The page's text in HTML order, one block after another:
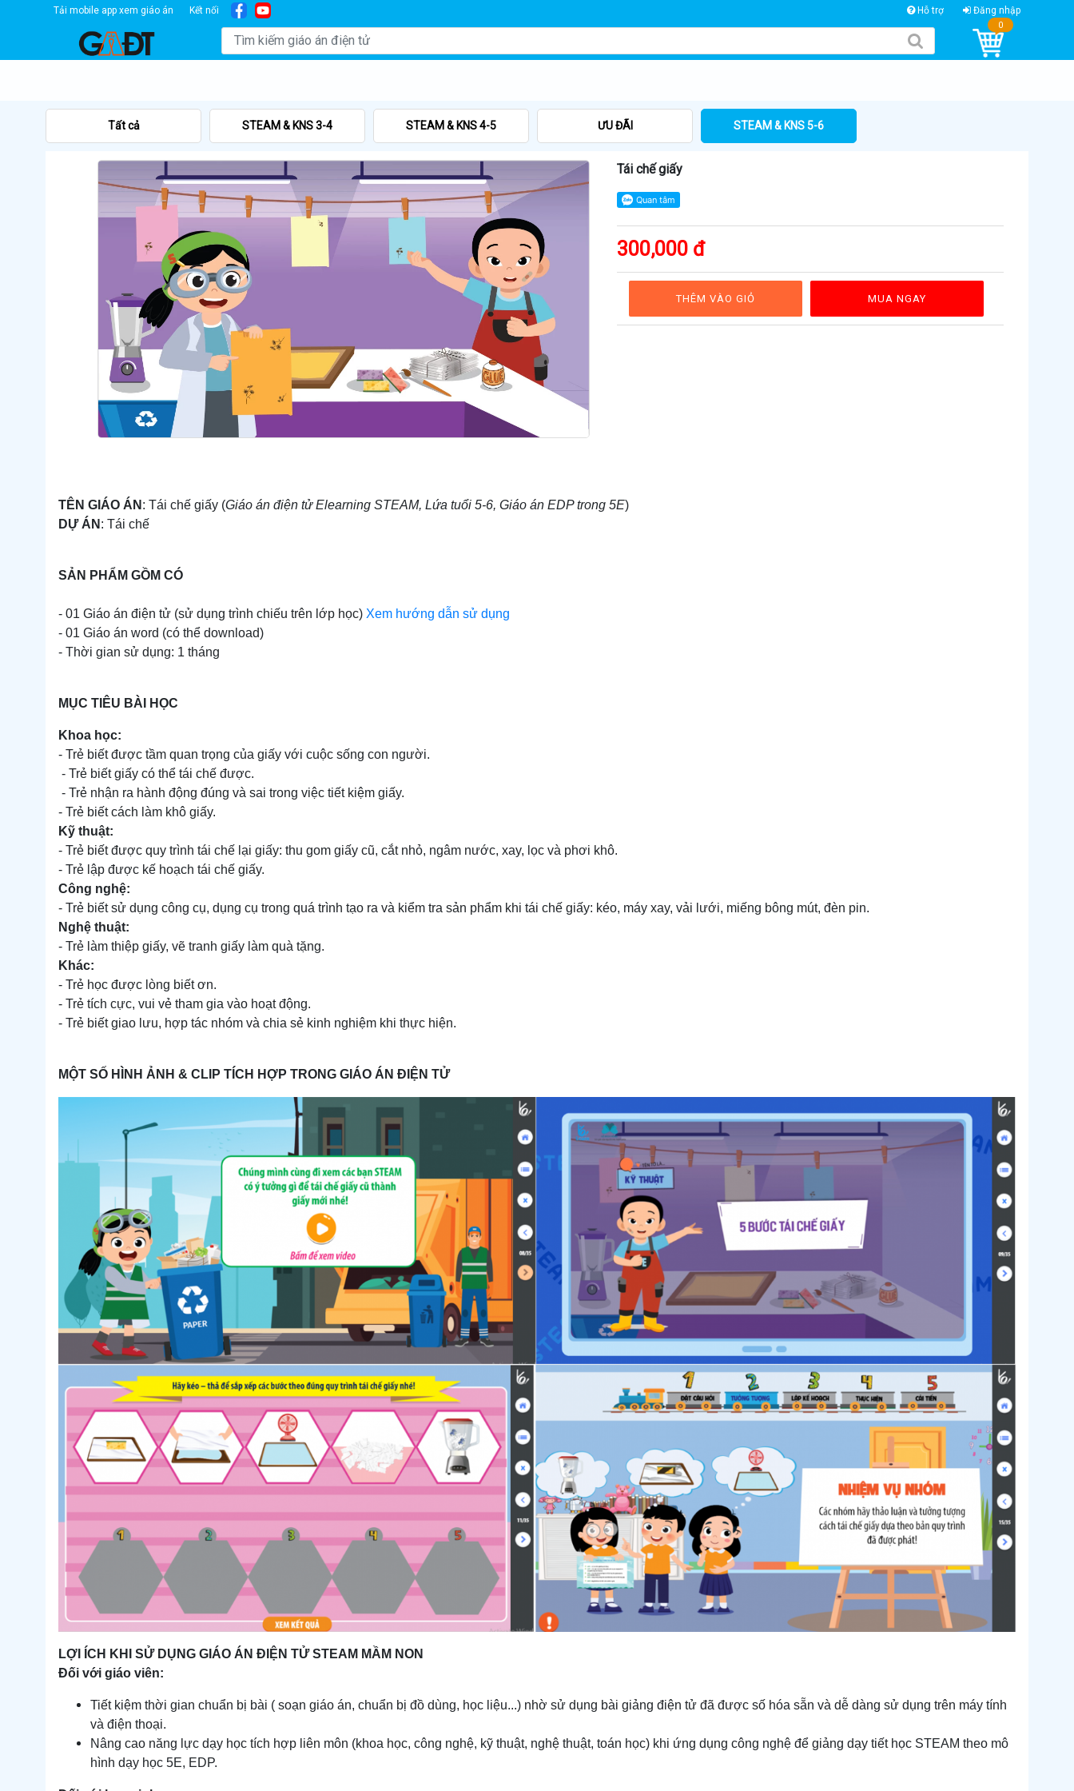
Tải mobile app xem giáo án Kết nối Hỗ trợ Đăng nhập
0
Tất cả STEAM & KNS 3-4 STEAM & KNS 4-5 ƯU ĐÃI STEAM & KNS 5-6
Tái chế giấy
300,000 đ
THÊM VÀO GIỎ MUA NGAY
TÊN GIÁO ÁN : Tái chế giấy (Giáo án điện tử Elearning STEAM, Lứa tuổi 5-6, Giáo án EDP trong 5E)
DỰ ÁN : Tái chế
SẢN PHẨM GỒM CÓ
- 01 Giáo án điện tử (sử dụng trình chiếu trên lớp học) Xem hướng dẫn sử dụng
- 01 Giáo án word (có thể download)
- Thời gian sử dụng: 1 tháng
MỤC TIÊU BÀI HỌC
Khoa học:
- Trẻ biết được tầm quan trọng của giấy với cuộc sống con người.
- Trẻ biết giấy có thể tái chế được.
- Trẻ nhận ra hành động đúng và sai trong việc tiết kiệm giấy.
- Trẻ biết cách làm khô giấy.
Kỹ thuật:
- Trẻ biết được quy trình tái chế lại giấy: thu gom giấy cũ, cắt nhỏ, ngâm nước, xay, lọc và phơi khô.
- Trẻ lập được kế hoạch tái chế giấy.
Công nghệ:
- Trẻ biết sử dụng công cụ, dụng cụ trong quá trình tạo ra và kiểm tra sản phẩm khi tái chế giấy: kéo, máy xay, vải lưới, miếng bông mút, đèn pin.
Nghệ thuật:
- Trẻ làm thiệp giấy, vẽ tranh giấy làm quà tặng.
Khác:
- Trẻ học được lòng biết ơn.
- Trẻ tích cực, vui vẻ tham gia vào hoạt động.
- Trẻ biết giao lưu, hợp tác nhóm và chia sẻ kinh nghiệm khi thực hiện.
MỘT SỐ HÌNH ẢNH & CLIP TÍCH HỢP TRONG GIÁO ÁN ĐIỆN TỬ
LỢI ÍCH KHI SỬ DỤNG GIÁO ÁN ĐIỆN TỬ STEAM MẦM NON
Đối với giáo viên:
Tiết kiệm thời gian chuẩn bị bài ( soạn giáo án, chuẩn bị đồ dùng, học liệu...) nhờ sử dụng bài giảng điện tử đã được số hóa sẵn và dễ dàng sử dụng trên máy tính
và điện thoại.
Nâng cao năng lực dạy học tích hợp liên môn (khoa học, công nghệ, kỹ thuật, nghệ thuật, toán học) khi ứng dụng công nghệ để giảng dạy tiết học STEAM theo mô
hình dạy học 5E, EDP.